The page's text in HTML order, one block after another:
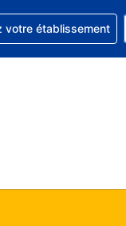
devise actuelle
Votre langue
l'aide
votre établissement